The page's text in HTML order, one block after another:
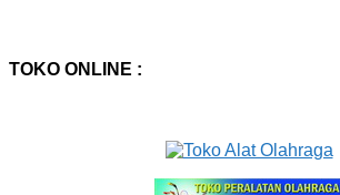
TOKO ONLINE :